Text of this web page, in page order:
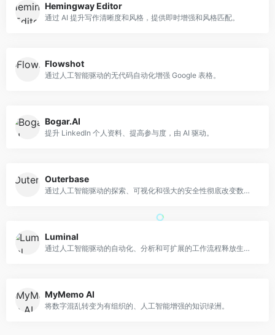
Hemingway Editor
通过 AI 提升写作清晰度和风格，提供即时增强和风格匹配。
Flowshot
通过人工智能驱动的无代码自动化增强 Google 表格。
Bogar.AI
提升 LinkedIn 个人资料、提高参与度，由 AI 驱动。
Outerbase
通过人工智能驱动的探索、可视化和强大的安全性彻底改变数据库管理。
Luminal
通过人工智能驱动的自动化、分析和可扩展的工作流程释放生产力。
MyMemo AI
将数字混乱转变为有组织的、人工智能增强的知识绿洲。